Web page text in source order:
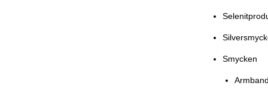
Smycken
Armband